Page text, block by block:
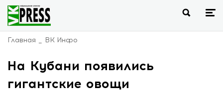
Главная ВК Инфо
На Кубани появились
гигантские овощи